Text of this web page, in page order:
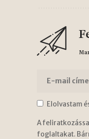
Elolvastam
A
foglaltakat.